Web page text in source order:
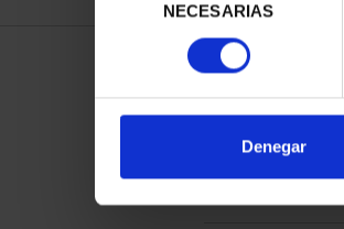
consentimiento
NECESARIAS
Denegar
ORDENAR POR: